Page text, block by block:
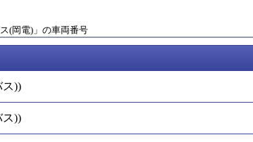
(岡電) 」 の車両番号
ス))
ス))